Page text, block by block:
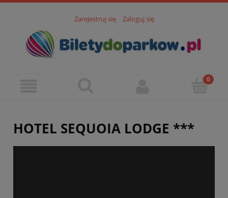
Zarejestruj się Zaloguj się
HOTEL SEQUOIA LODGE ***